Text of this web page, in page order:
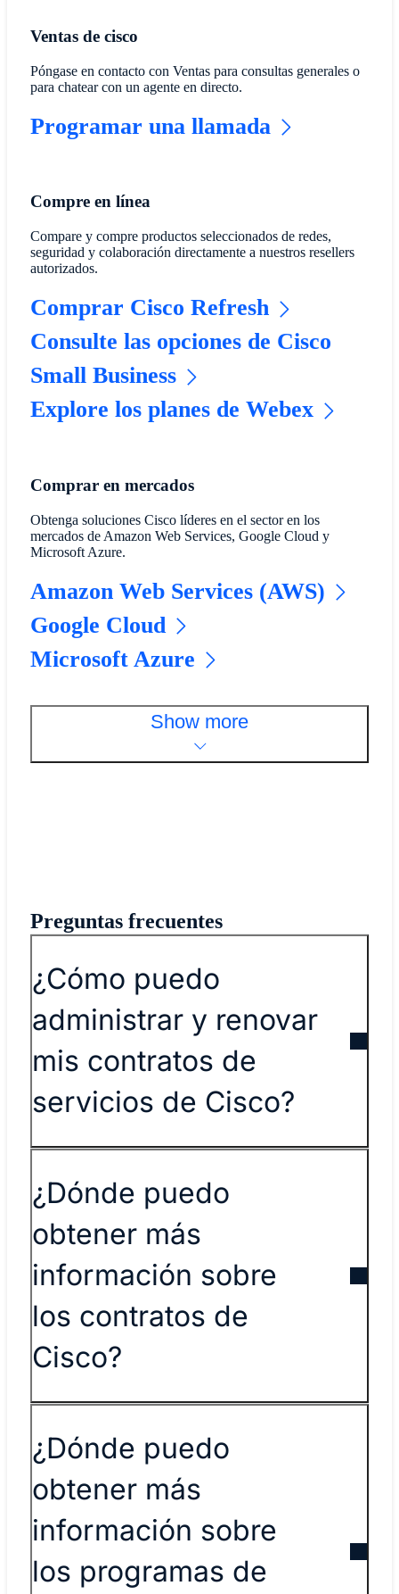
Ventas de cisco
Póngase en contacto con Ventas para consultas generales o
para chatear con un agente en directo.
Programar una llamada
Compre en línea
Compare y compre productos seleccionados de redes,
seguridad y colaboración directamente a nuestros resellers
autorizados.
Comprar Cisco Refresh
Consulte las opciones de Cisco
Small Business
Explore los planes de Webex
Comprar en mercados
Obtenga soluciones Cisco líderes en el sector en los
mercados de Amazon Web Services, Google Cloud y
Microsoft Azure.
Amazon Web Services (AWS)
Google Cloud
Microsoft Azure
Show more
Preguntas frecuentes
¿Cómo puedo
administrar y renovar
mis contratos de
servicios de Cisco?
¿Dónde puedo
obtener más
información sobre
los contratos de
Cisco?
¿Dónde puedo
obtener más
información sobre
los programas de